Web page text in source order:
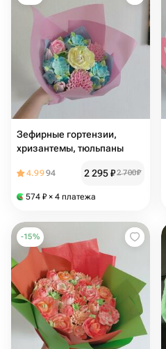
Зефирные гортензии,
хризантемы, тюльпаны
4.9994 2 295₽2 700₽
574 ₽ × 4 платежа
-15%